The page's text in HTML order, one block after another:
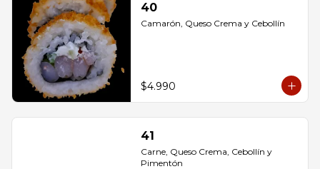
40
Camarón, Queso Crema y Cebollín
$4.990
41
Carne, Queso Crema, Cebollín y
Pimentón